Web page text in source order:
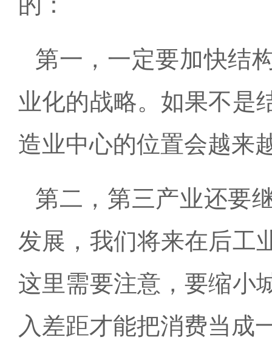
第一，一定要加快结
业化的战略。如果不是
造业中心的位置会越来
第二，第三产业还要
发展，我们将来在后工
这里需要注意，要缩小
入差距才能把消费当成